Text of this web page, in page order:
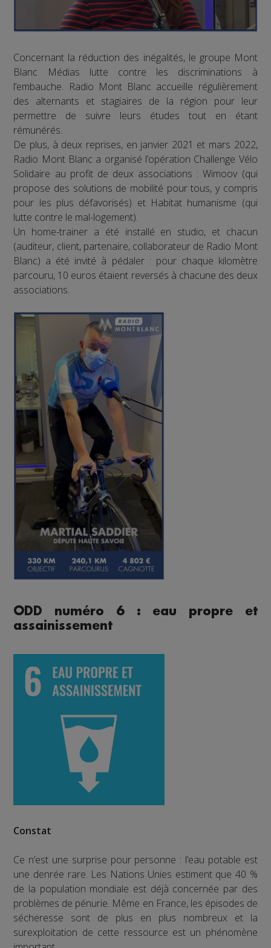
Concernant la réduction des inégalités, le groupe Mont
Blanc Médias lutte contre les discriminations à
l’embauche. Radio Mont Blanc accueille régulièrement
des alternants et stagiaires de la région pour leur
permettre de suivre leurs études tout en étant
rémunérés.
De plus, à deux reprises, en janvier 2021 et mars 2022,
Radio Mont Blanc a organisé l’opération Challenge Vélo
Solidaire au profit de deux associations : Wimoov (qui
propose des solutions de mobilité pour tous, y compris
pour les plus défavorisés) et Habitat humanisme (qui
lutte contre le mal-logement).
Un home-trainer a été installé en studio, et chacun
(auditeur, client, partenaire, collaborateur de Radio Mont
Blanc) a été invité à pédaler : pour chaque kilomètre
parcouru, 10 euros étaient reversés à chacune des deux
associations.
ODD numéro 6 : eau propre et
assainissement
Constat
Ce n’est une surprise pour personne : l’eau potable est
une denrée rare. Les Nations Unies estiment que 40 %
de la population mondiale est déjà concernée par des
problèmes de pénurie. Même en France, les épisodes de
sécheresse sont de plus en plus nombreux et la
surexploitation de cette ressource est un phénomène